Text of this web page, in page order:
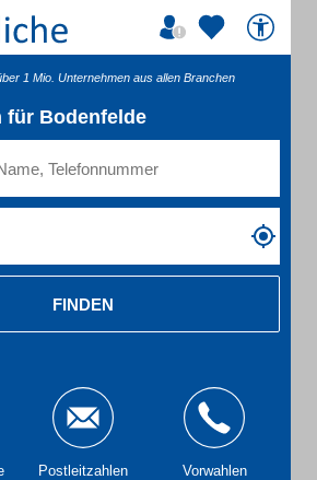
1 Mio. Unternehmen aus allen Branchen
für Bodenfelde
FINDEN
Postleitzahlen Vorwahlen